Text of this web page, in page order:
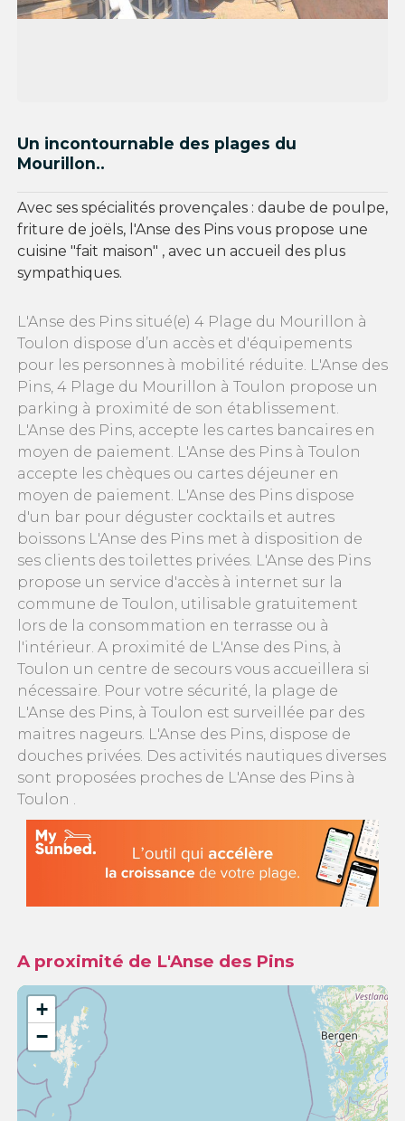
Un incontournable des plages du
Mourillon..
Avec ses spécialités provençales : daube de poulpe,
friture de joëls, l'Anse des Pins vous propose une
cuisine "fait maison" , avec un accueil des plus
sympathiques.
L'Anse des Pins situé(e) 4 Plage du Mourillon à
Toulon dispose d’un accès et d'équipements
pour les personnes à mobilité réduite. L'Anse des
Pins, 4 Plage du Mourillon à Toulon propose un
parking à proximité de son établissement.
L'Anse des Pins, accepte les cartes bancaires en
moyen de paiement. L'Anse des Pins à Toulon
accepte les chèques ou cartes déjeuner en
moyen de paiement. L'Anse des Pins dispose
d'un bar pour déguster cocktails et autres
boissons L'Anse des Pins met à disposition de
ses clients des toilettes privées. L'Anse des Pins
propose un service d'accès à internet sur la
commune de Toulon, utilisable gratuitement
lors de la consommation en terrasse ou à
l'intérieur. A proximité de L'Anse des Pins, à
Toulon un centre de secours vous accueillera si
nécessaire. Pour votre sécurité, la plage de
L'Anse des Pins, à Toulon est surveillée par des
maitres nageurs. L'Anse des Pins, dispose de
douches privées. Des activités nautiques diverses
sont proposées proches de L'Anse des Pins à
Toulon .
A proximité de L'Anse des Pins
+
−